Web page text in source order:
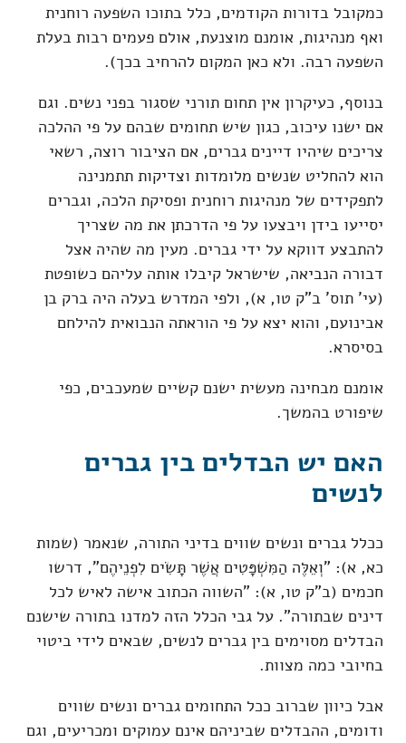
כמקובל בדורות הקודמים, כלל בתוכו השפעה רוחנית
ואף מנהיגות, אומנם מוצנעת, אולם פעמים רבות בעלת
השפעה רבה. ולא כאן המקום להרחיב בכך).
בנוסף, כעיקרון אין תחום תורני שסגור בפני נשים. וגם
אם ישנו עיכוב, כגון שיש תחומים שבהם על פי ההלכה
צריכים שיהיו דיינים גברים, אם הציבור רוצה, רשאי
הוא להחליט שנשים מלומדות וצדיקות תתמנינה
לתפקידים של מנהיגות רוחנית ופסיקת הלכה, וגברים
יסייעו בידן ויבצעו על פי הדרכתן את מה שצריך
להתבצע דווקא על ידי גברים. מעין מה שהיה אצל
דבורה הנביאה, שישראל קיבלו אותה עליהם כשופטת
(עי' תוס' ב"ק טו, א), ולפי המדרש בעלה היה ברק בן
אבינועם, והוא יצא על פי הוראתה הנבואית להילחם
בסיסרא.
אומנם מבחינה מעשית ישנם קשיים שמעכבים, כפי
שיפורט בהמשך.
האם יש הבדלים בין גברים
לנשים
ככלל גברים ונשים שווים בדיני התורה, שנאמר (שמות
כא, א): "וְאֵלֶּה הַמִּשְׁפָּטִים אֲשֶׁר תָּשִׂים לִפְנֵיהֶם", דרשו
חכמים (ב"ק טו, א): "השווה הכתוב אישה לאיש לכל
דינים שבתורה". על גבי הכלל הזה למדנו בתורה שישנם
הבדלים מסוימים בין גברים לנשים, שבאים לידי ביטוי
בחיובי כמה מצוות.
אבל כיוון שברוב ככל התחומים גברים ונשים שווים
ודומים, ההבדלים שביניהם אינם עמוקים ומכריעים, וגם